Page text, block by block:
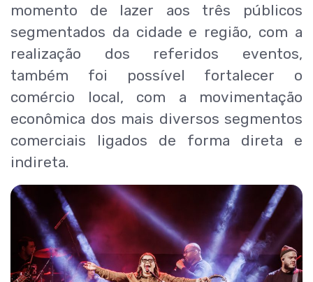
momento de lazer aos três públicos
segmentados da cidade e região, com a
realização dos referidos eventos,
também foi possível fortalecer o
comércio local, com a movimentação
econômica dos mais diversos segmentos
comerciais ligados de forma direta e
indireta.